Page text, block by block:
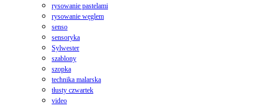
rysowanie pastelami
rysowanie węglem
senso
sensoryka
Sylwester
szablony
szopka
technika malarska
tłusty czwartek
video